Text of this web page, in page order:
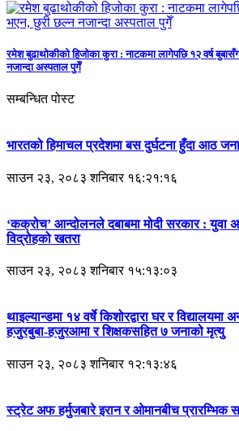
रमेश बुढाथोकीको हिजोका कुरा : नाटकमा लागेपछि १२ वर्ष
नजान्दा अस्पताल पुगेँ
सम्बन्धित पोस्ट
भारतको हिमाचल प्रदेशमा बस दुर्घटना हुँदा आठ
साउन २३, २०८३ शनिबार १६:२१:१६
‘कक्रोच’ आन्दोलनले दबाबमा मोदी सरकार :
विद्रोहको खतरा
साउन २३, २०८३ शनिबार १५:१३:०३
थाइल्यान्डमा १४ वर्षे किशोरद्वारा घर र विद्यालयमा
हजुरबुबा-हजुरआमा र शिक्षकसहित ७ जनाको मृत्यु
साउन २३, २०८३ शनिबार १२:१३:४६
स्ट्रेट अफ हर्मुजबारे इरान र ओमानबीच प्रारम्भिक